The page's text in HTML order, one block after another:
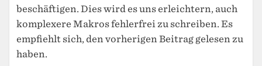
beschäftigen. Dies wird es uns erleichtern, auch
komplexere Makros fehlerfrei zu schreiben. Es
empfiehlt sich, den vorherigen Beitrag gelesen zu
haben.